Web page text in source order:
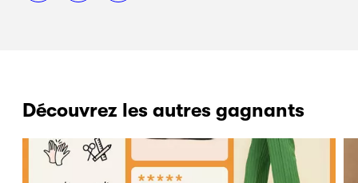
Découvrez les autres gagnants